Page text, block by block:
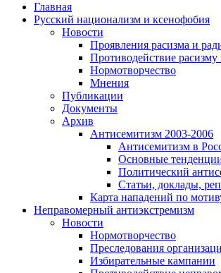
Главная
Русский национализм и ксенофобия
Новости
Проявления расизма и
Противодействие
Нормотворчество
Мнения
Публикации
Документы
Архив
Антисемитизм 2003-2006
Антисемитизм в
Основные
Политический
Статьи, доклады,
Карта нападений по
Неправомерный антиэкстремизм
Новости
Нормотворчество
Преследования
Избирательные кампании